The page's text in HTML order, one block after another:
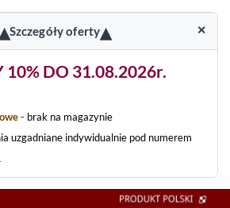
Szczegóły oferty▴ ✕
10% DO 31.08.2026r.
- brak na magazynie
uzgadniane indywidualnie pod numerem